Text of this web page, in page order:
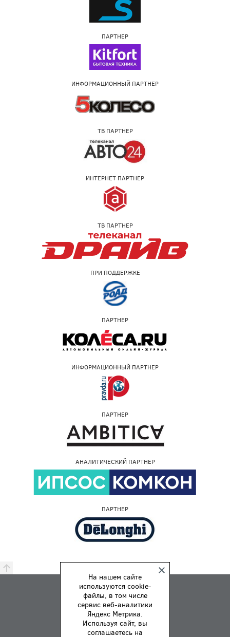
ПАРТНЕР
ИНФОРМАЦИОННЫЙ ПАРТНЕР
ТВ ПАРТНЕР
ИНТЕРНЕТ ПАРТНЕР
ТВ ПАРТНЕР
ПРИ ПОДДЕРЖКЕ
ПАРТНЕР
ИНФОРМАЦИОННЫЙ ПАРТНЕР
ПАРТНЕР
АНАЛИТИЧЕСКИЙ ПАРТНЕР
ПАРТНЕР
ПРЕМИЯ
ПРАВИЛА
О НАС
ОБРАТНАЯ СВЯЗЬ
На нашем сайте
используются cookie-
файлы, в том числе
сервис веб-аналитики
Яндекс Метрика.
Используя сайт, вы
соглашаетесь на